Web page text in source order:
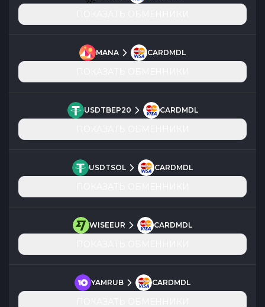
MANA CARDMDL
USDTBEP20 CARDMDL
USDTSOL CARDMDL
WISEEUR CARDMDL
YAMRUB CARDMDL